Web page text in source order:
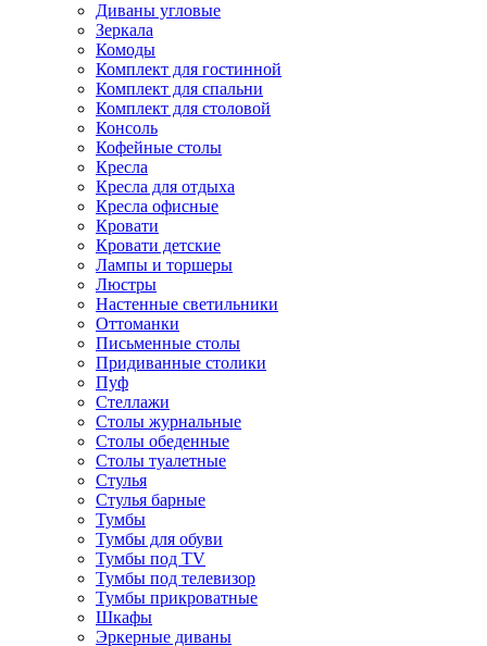
Диваны угловые
Зеркала
Комоды
Комплект для гостинной
Комплект для спальни
Комплект для столовой
Консоль
Кофейные столы
Кресла
Кресла для отдыха
Кресла офисные
Кровати
Кровати детские
Лампы и торшеры
Люстры
Настенные светильники
Оттоманки
Письменные столы
Придиванные столики
Пуф
Стеллажи
Столы журнальные
Столы обеденные
Столы туалетные
Стулья
Стулья барные
Тумбы
Тумбы для обуви
Тумбы под TV
Тумбы под телевизор
Тумбы прикроватные
Шкафы
Эркерные диваны